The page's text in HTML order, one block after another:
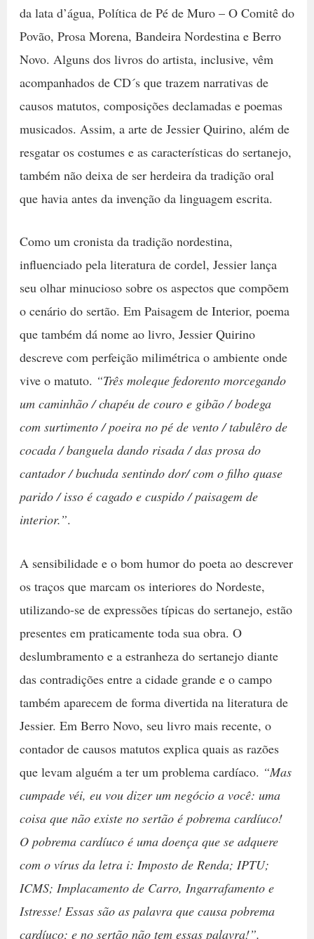
da lata d’água, Política de Pé de Muro – O Comitê do
Povão, Prosa Morena, Bandeira Nordestina e Berro
Novo. Alguns dos livros do artista, inclusive, vêm
acompanhados de CD´s que trazem narrativas de
causos matutos, composições declamadas e poemas
musicados. Assim, a arte de Jessier Quirino, além de
resgatar os costumes e as características do sertanejo,
também não deixa de ser herdeira da tradição oral
que havia antes da invenção da linguagem escrita.
Como um cronista da tradição nordestina,
influenciado pela literatura de cordel, Jessier lança
seu olhar minucioso sobre os aspectos que compõem
o cenário do sertão. Em Paisagem de Interior, poema
que também dá nome ao livro, Jessier Quirino
descreve com perfeição milimétrica o ambiente onde
vive o matuto. “Três moleque fedorento morcegando
um caminhão / chapéu de couro e gibão / bodega
com surtimento / poeira no pé de vento / tabulêro de
cocada / banguela dando risada / das prosa do
cantador / buchuda sentindo dor/ com o filho quase
parido / isso é cagado e cuspido / paisagem de
interior.”.
A sensibilidade e o bom humor do poeta ao descrever
os traços que marcam os interiores do Nordeste,
utilizando-se de expressões típicas do sertanejo, estão
presentes em praticamente toda sua obra. O
deslumbramento e a estranheza do sertanejo diante
das contradições entre a cidade grande e o campo
também aparecem de forma divertida na literatura de
Jessier. Em Berro Novo, seu livro mais recente, o
contador de causos matutos explica quais as razões
que levam alguém a ter um problema cardíaco. “Mas
cumpade véi, eu vou dizer um negócio a você: uma
coisa que não existe no sertão é pobrema cardíuco!
O pobrema cardíuco é uma doença que se adquere
com o vírus da letra i: Imposto de Renda; IPTU;
ICMS; Implacamento de Carro, Ingarrafamento e
Istresse! Essas são as palavra que causa pobrema
cardíuco; e no sertão não tem essas palavra!”.